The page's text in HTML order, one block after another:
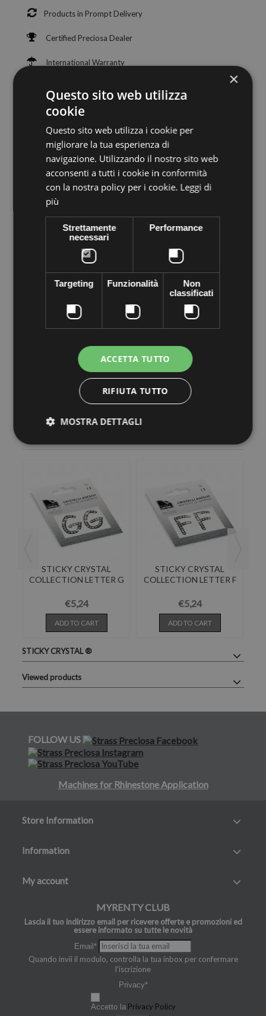
Products in Prompt Delivery
Certified Preciosa Dealer
International Warranty
100% Safe Payments
Data sheet
Inscription: J black base color Crystal rhinestones.
Letter size: 3 x 2 cm
STICKY CRYSTAL
COLLECTION LETTER G
€5,24
ADD TO CART
STICKY CRYSTAL
COLLECTION LETTER F
€5,24
ADD TO CART
STICKY CRYSTAL ®
Viewed products
FOLLOW US
Machines for Rhinestone Application
Store Information
Information
My account
MYRENTY CLUB
Lascia il tuo indirizzo email per ricevere offerte e promozioni ed
essere informato su tutte le novità
Email*
Quando invii il modulo, controlla la tua inbox per confermare
l'iscrizione
Privacy*
Accetto la Privacy Policy
×
Questo sito web utilizza
cookie
Questo sito web utilizza i cookie per
migliorare la tua esperienza di
navigazione. Utilizzando il nostro sito web
acconsenti a tutti i cookie in conformità
con la nostra policy per i cookie. Leggi di
più
Strettamente
necessari
Performance
Targeting Funzionalità
Non
classificati
ACCETTA TUTTO
RIFIUTA TUTTO
MOSTRA DETTAGLI